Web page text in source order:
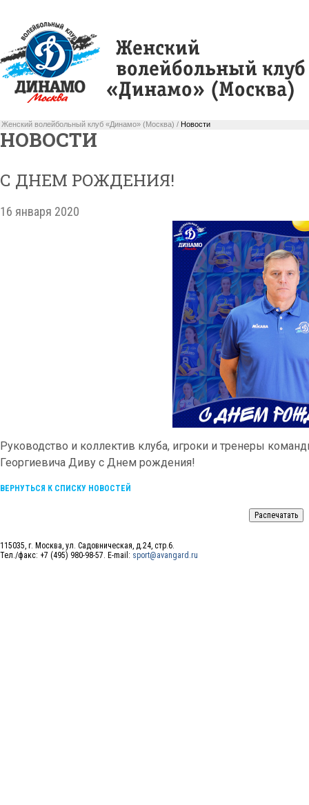
Женский волейбольный клуб «Динамо» (Москва) / Новости
НОВОСТИ
С ДНЕМ РОЖДЕНИЯ!
16 января 2020
Руководство и коллектив клуба, игроки и тренеры
Георгиевича Диву с Днем рождения!
ВЕРНУТЬСЯ К СПИСКУ НОВОСТЕЙ
115035, г. Москва, ул. Садовническая, д.24, стр.6.
Тел./факс: +7 (495) 980-98-57. E-mail: sport@avangard.ru